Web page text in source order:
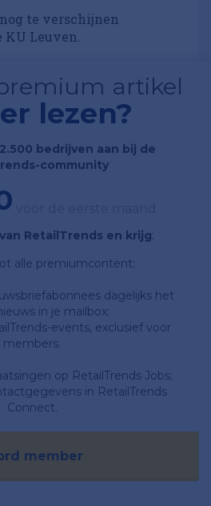
te verschijnen
Leuven.
artikel
lezen?
bedrijven aan bij de
community
van RetailTrends en krijg;
alle premiumcontent;
dagelijks het
in je mailbox;
events, exclusief voor
members.
op RetailTrends Jobs;
in RetailTrends
Connect.
member